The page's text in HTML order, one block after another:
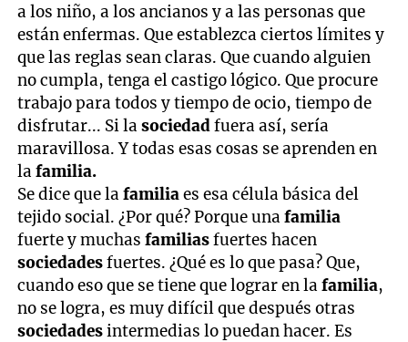
a los niño, a los ancianos y a las personas que
están enfermas. Que establezca ciertos límites y
que las reglas sean claras. Que cuando alguien
no cumpla, tenga el castigo lógico. Que procure
trabajo para todos y tiempo de ocio, tiempo de
disfrutar... Si lasociedadfuera así, sería
maravillosa. Y todas esas cosas se aprenden en
lafamilia.
Se dice que lafamiliaes esa célula básica del
tejido social. ¿Por qué? Porque unafamilia
fuerte y muchasfamiliasfuertes hacen
sociedadesfuertes. ¿Qué es lo que pasa? Que,
cuando eso que se tiene que lograr en lafamilia,
no se logra, es muy difícil que después otras
sociedadesintermedias lo puedan hacer. Es